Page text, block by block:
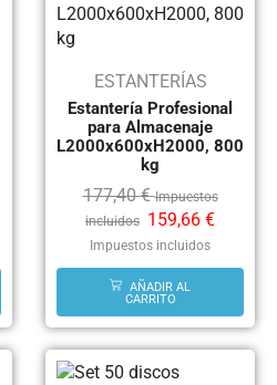
ESTANTERÍAS
Estantería Profesional
para Almacenaje
L2000x600xH2000, 800
kg
177,40€ Impuestos
incluidos 159,66 €
Impuestos incluidos
AÑADIR AL
CARRITO